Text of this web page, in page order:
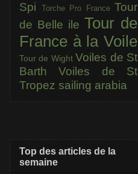
Spi Torche Pro France Tour
de Belle ile Tour de
France à la Voile
Tour de Wight Voiles de St
BarthVoiles de St
Tropez sailing arabia
Top des articles de la
semaine